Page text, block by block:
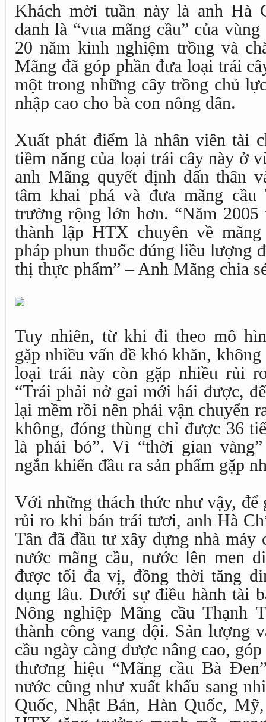
Khách mời tuần này là anh Hà
danh là “vua mãng cầu” của
20 năm kinh nghiệm trồng và
Mãng đã góp phần đưa loại trái
một trong những cây trồng chủ
nhập cao cho bà con nông dân.
Xuất phát điểm là nhân viên tài
tiềm năng của loại trái cây này ở
anh Mãng quyết định dấn thân
tâm khai phá và đưa mãng
trường rộng lớn hơn. “Năm
thành lập HTX chuyên về
pháp phun thuốc đúng liều lượng
thị thực phẩm” – Anh Mãng chia
Tuy nhiên, từ khi đi theo mô
gặp nhiều vấn đề khó khăn,
loại trái này còn gặp nhiều rủi
“Trái phải nở gai mới hái được,
lại mềm rồi nên phải vận chuyển
không, đóng thùng chỉ được 36
là phải bỏ”. Vì “thời gian
ngắn khiến đầu ra sản phẩm gặp
Với những thách thức như vậy, để
rủi ro khi bán trái tươi, anh Hà
Tân đã đầu tư xây dựng nhà máy
nước mãng cầu, nước lên men
được tối đa vị, đồng thời tăng
dụng lâu. Dưới sự điều hành tài
Nông nghiệp Mãng cầu Thạnh
thành công vang dội. Sản lượng
cầu ngày càng được nâng cao,
thương hiệu “Mãng cầu Bà
nước cũng như xuất khẩu sang
Quốc, Nhật Bản, Hàn Quốc,